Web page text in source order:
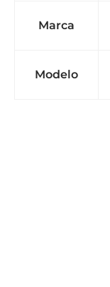
Marca
Modelo